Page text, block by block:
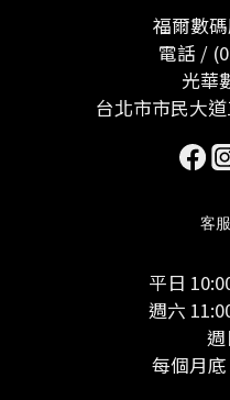
福爾數
電話 /
光華
台北市市民大
客
平日
週六
週
每個月